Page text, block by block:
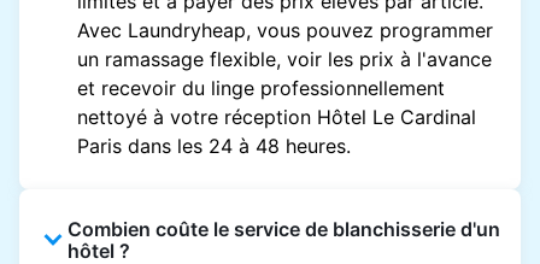
Avec Laundryheap, vous pouvez programmer
un ramassage flexible, voir les prix à l'avance
et recevoir du linge professionnellement
nettoyé à votre réception Hôtel Le Cardinal
Paris dans les 24 à 48 heures.
Combien coûte le service de blanchisserie d'un
hôtel ?